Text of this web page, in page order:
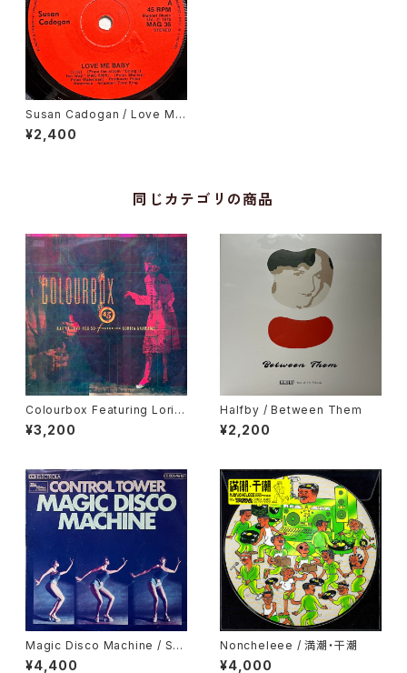
Susan Cadogan / Love Me
Baby
¥2,400
同じカテゴリの商品
Colourbox Featuring Lorita
Grahame / Baby I Love You
So
¥3,200
Halfby / Between Them
¥2,200
Magic Disco Machine / Scr
atchin'
¥4,400
Noncheleee / 満潮・干潮
¥4,000